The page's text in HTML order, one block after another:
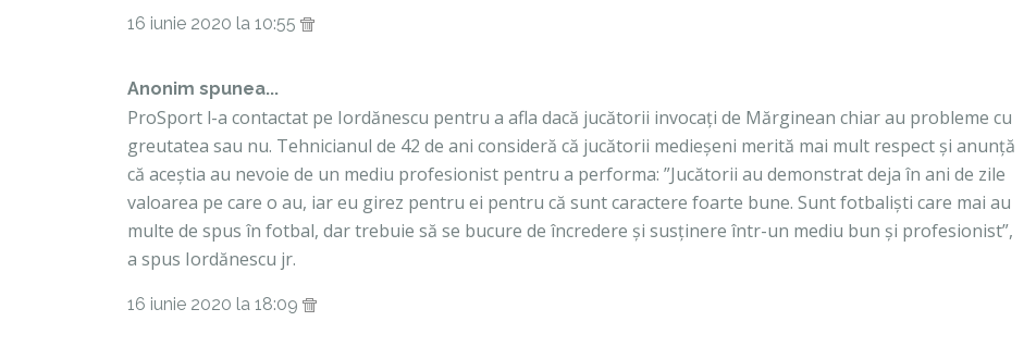
16 iunie 2020 la 10:55
Anonim spunea...
ProSport l-a contactat pe Iordănescu pentru a afla dacă jucătorii invocați de Mărginean chiar au probleme cu
greutatea sau nu. Tehnicianul de 42 de ani consideră că jucătorii medieșeni merită mai mult respect și anunță
că aceștia au nevoie de un mediu profesionist pentru a performa: ”Jucătorii au demonstrat deja în ani de zile
valoarea pe care o au, iar eu girez pentru ei pentru că sunt caractere foarte bune. Sunt fotbaliști care mai au
multe de spus în fotbal, dar trebuie să se bucure de încredere și susținere într-un mediu bun și profesionist”,
a spus Iordănescu jr.
16 iunie 2020 la 18:09